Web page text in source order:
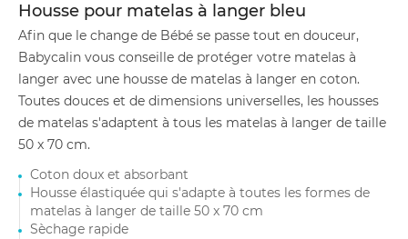
Housse pour matelas à langer bleu
Afin que le change de Bébé se passe tout en douceur,
Babycalin vous conseille de protéger votre matelas à
langer avec une housse de matelas à langer en coton.
Toutes douces et de dimensions universelles, les housses
de matelas s'adaptent à tous les matelas à langer de taille
50 x 70 cm.
Coton doux et absorbant
Housse élastiquée qui s'adapte à toutes les formes de
matelas à langer de taille 50 x 70 cm
Sèchage rapide